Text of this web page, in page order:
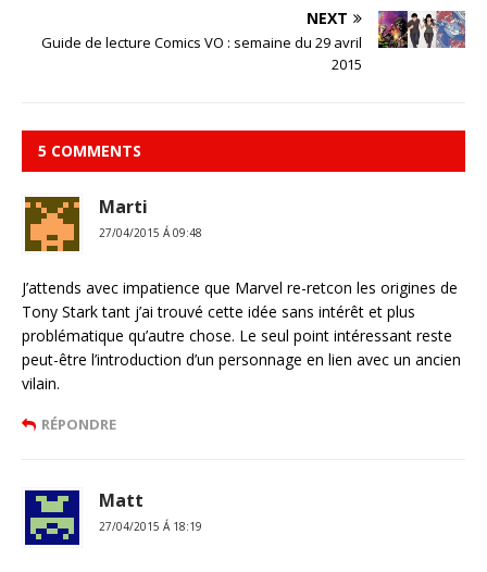
NEXT
Guide de lecture Comics VO : semaine du 29 avril
2015
5 COMMENTS
Marti
27/04/2015 Á 09:48
J’attends avec impatience que Marvel re-retcon les origines de
Tony Stark tant j’ai trouvé cette idée sans intérêt et plus
problématique qu’autre chose. Le seul point intéressant reste
peut-être l’introduction d’un personnage en lien avec un ancien
vilain.
RÉPONDRE
Matt
27/04/2015 Á 18:19